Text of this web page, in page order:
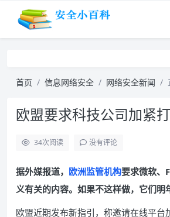
首页 信息网络安全 网络安全新闻
欧盟要求科技公司加紧
34次阅读 没有评论
据外媒报道， 欧洲监管机构要求微软、
义有关的内容。如果不这样做，它们明
欧盟近期发布新指引，称邀请在线平